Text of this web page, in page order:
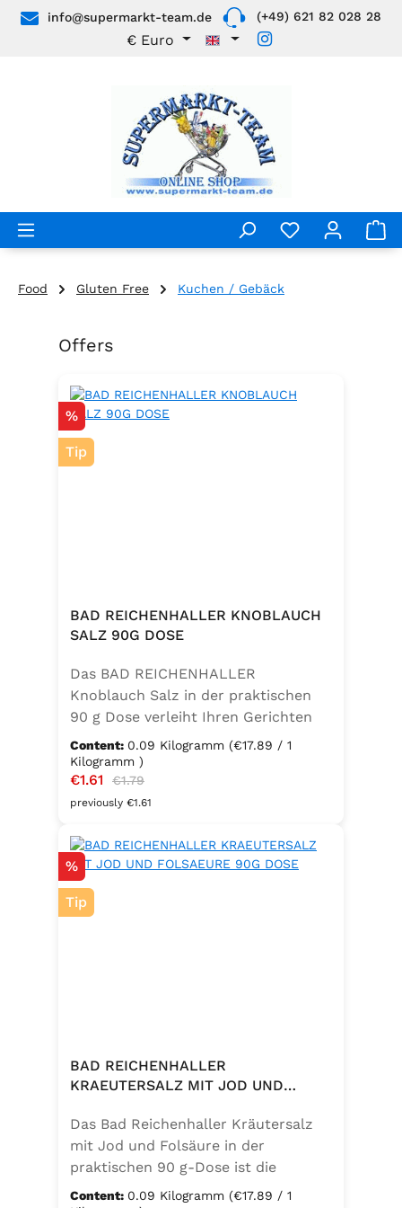
Skip to main content
info@supermarkt-team.de (+49) 621 82 028 28
€ Euro
Food Gluten Free Kuchen / Gebäck
Skip product gallery
Offers
Discount
%
Tip
BAD REICHENHALLER KNOBLAUCH
SALZ 90G DOSE
Das BAD REICHENHALLER
Knoblauch Salz in der praktischen
90 g Dose verleiht Ihren Gerichten
einen vollmundigen, aromatischen
Knoblauchgeschmack. Hergestellt
ohne Geschmacksverstärker, zu 100
% vegan und glutenfrei – ideal für
zum Würzen von Pasta, Fleisch,
Fisch, Gemüse und mediterranen
Speisen. Zutaten:Siedesalz, 10 %
Knoblauch, 5 % Kräuter und
Content: 0.09 Kilogramm (€17.89 / 1
Kilogramm )
Sale price:
€1.61 Regular price:
€1.79
previously €1.61
Discount
%
Tip
BAD REICHENHALLER
KRAEUTERSALZ MIT JOD UND
Das Bad Reichenhaller Kräutersalz
mit Jod und Folsäure in der
praktischen 90 g-Dose ist die
aromatische Würzmischung für eine
Content: 0.09 Kilogramm (€17.89 / 1